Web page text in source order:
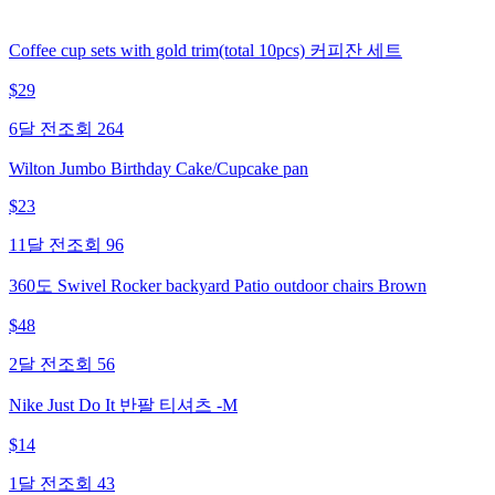
Coffee cup sets with gold trim(total 10pcs) 커피잔 세트
$29
6달 전 조회 264
Wilton Jumbo Birthday Cake/Cupcake pan
$23
11달 전 조회 96
360도 Swivel Rocker backyard Patio outdoor chairs Brown
$48
2달 전 조회 56
Nike Just Do It 반팔 티셔츠 -M
$14
1달 전 조회 43